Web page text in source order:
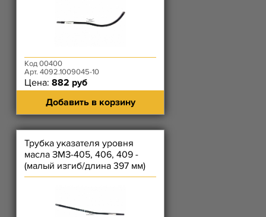
Код 00400
Арт. 4092.1009045-10
Цена: 882 руб
Добавить в корзину
Трубка указателя уровня
масла ЗМЗ-405, 406, 409 -
(малый изгиб/длина 397 мм)